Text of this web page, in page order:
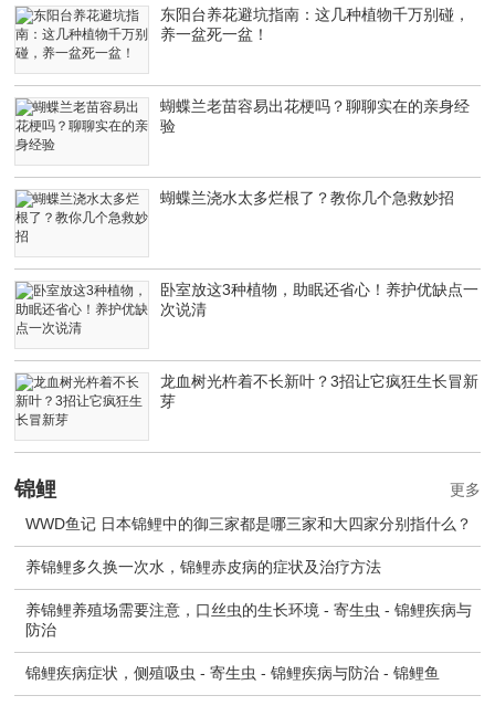
东阳台养花避坑指南：这几种植物千万别碰，
养一盆死一盆！
蝴蝶兰老苗容易出花梗吗？聊聊实在的亲身经
验
蝴蝶兰浇水太多烂根了？教你几个急救妙招
卧室放这3种植物，助眠还省心！养护优缺点一
次说清
龙血树光杵着不长新叶？3招让它疯狂生长冒新
芽
锦鲤
WWD鱼记 日本锦鲤中的御三家都是哪三家和大四家分别指什么？
养锦鲤多久换一次水，锦鲤赤皮病的症状及治疗方法
养锦鲤养殖场需要注意，口丝虫的生长环境 - 寄生虫 - 锦鲤疾病与
防治
锦鲤疾病症状，侧殖吸虫 - 寄生虫 - 锦鲤疾病与防治 - 锦鲤鱼
更多